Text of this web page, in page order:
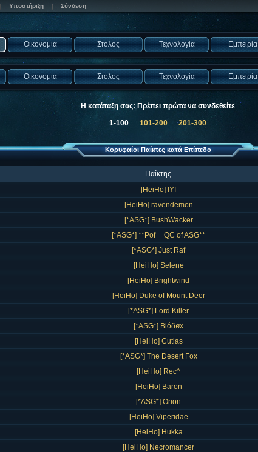
Υποστήριξη Σύνδεση
Οικονομία Στόλος Τεχνολογία Εμπειρία
Οικονομία Στόλος Τεχνολογία Εμπειρία
Η κατάταξη σας: Πρέπει πρώτα να συνδεθείτε
1-100 101-200 201-300
Κορυφαίοι Παίκτες κατά Επίπεδο
Παίκτης
[HeiHo] IYI
[HeiHo] ravendemon
[*ASG*] BushWacker
[*ASG*] **Pof__QC of ASG**
[*ASG*] Just Raf
[HeiHo] Selene
[HeiHo] Brightwind
[HeiHo] Duke of Mount Deer
[*ASG*] Lord Killer
[*ASG*] Blóðøx
[HeiHo] Cutlas
[*ASG*] The Desert Fox
[HeiHo] Rec^
[HeiHo] Baron
[*ASG*] Orion
[HeiHo] Viperidae
[HeiHo] Hukka
[HeiHo] Necromancer